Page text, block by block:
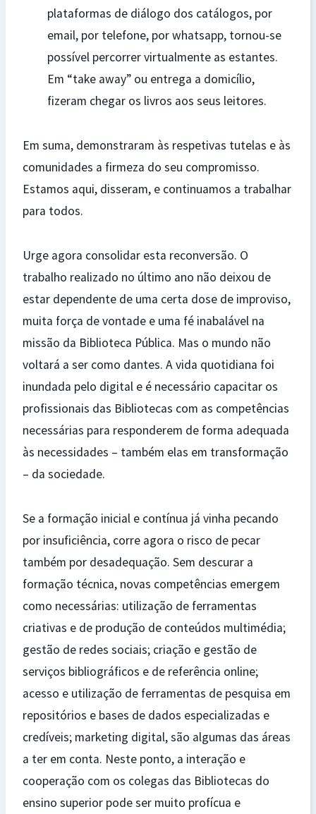
plataformas de diálogo dos catálogos, por
email, por telefone, por whatsapp, tornou-se
possível percorrer virtualmente as estantes.
Em “take away” ou entrega a domicílio,
fizeram chegar os livros aos seus leitores.
Em suma, demonstraram às respetivas tutelas e às
comunidades a firmeza do seu compromisso.
Estamos aqui, disseram, e continuamos a trabalhar
para todos.
Urge agora consolidar esta reconversão. O
trabalho realizado no último ano não deixou de
estar dependente de uma certa dose de improviso,
muita força de vontade e uma fé inabalável na
missão da Biblioteca Pública. Mas o mundo não
voltará a ser como dantes. A vida quotidiana foi
inundada pelo digital e é necessário capacitar os
profissionais das Bibliotecas com as competências
necessárias para responderem de forma adequada
às necessidades – também elas em transformação
– da sociedade.
Se a formação inicial e contínua já vinha pecando
por insuficiência, corre agora o risco de pecar
também por desadequação. Sem descurar a
formação técnica, novas competências emergem
como necessárias: utilização de ferramentas
criativas e de produção de conteúdos multimédia;
gestão de redes sociais; criação e gestão de
serviços bibliográficos e de referência online;
acesso e utilização de ferramentas de pesquisa em
repositórios e bases de dados especializadas e
credíveis; marketing digital, são algumas das áreas
a ter em conta. Neste ponto, a interação e
cooperação com os colegas das Bibliotecas do
ensino superior pode ser muito profícua e